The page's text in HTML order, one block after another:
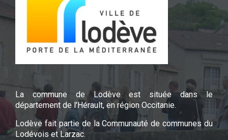
La commune de Lodève est située dans le
département de l'Hérault, en région Occitanie.
Lodève fait partie de la Communauté de communes du
Lodévois et Larzac.